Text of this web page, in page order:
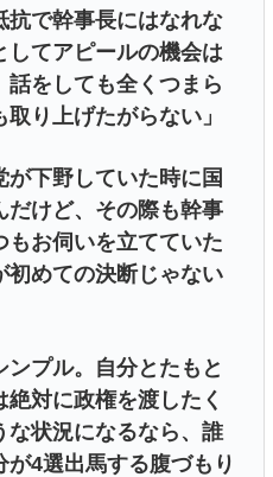
抗で幹事長にはなれな
てアピールの機会は
をしても全くつまら
り上げたがらない」
が下野していた時に国
だけど、その際も幹事
お伺いを立てていた
初めての決断じゃない
ンプル。自分とたもと
対に政権を渡したく
な状況になるなら、誰
4選出馬する腹づもり